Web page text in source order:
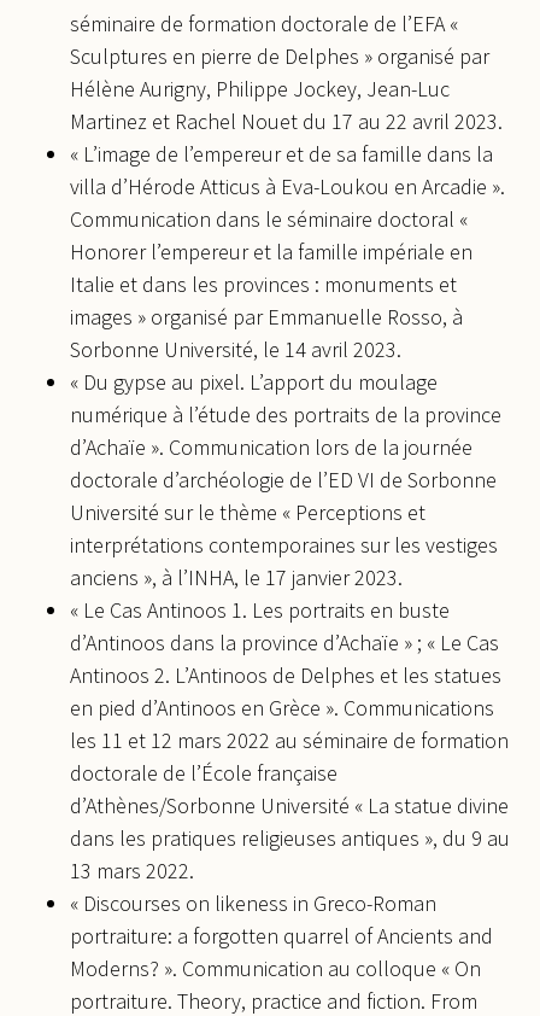
séminaire de formation doctorale de l’EFA «
Sculptures en pierre de Delphes » organisé par
Hélène Aurigny, Philippe Jockey, Jean-Luc
Martinez et Rachel Nouet du 17 au 22 avril 2023.
« L’image de l’empereur et de sa famille dans la
villa d’Hérode Atticus à Eva-Loukou en Arcadie ».
Communication dans le séminaire doctoral «
Honorer l’empereur et la famille impériale en
Italie et dans les provinces : monuments et
images » organisé par Emmanuelle Rosso, à
Sorbonne Université, le 14 avril 2023.
« Du gypse au pixel. L’apport du moulage
numérique à l’étude des portraits de la province
d’Achaïe ». Communication lors de la journée
doctorale d’archéologie de l’ED VI de Sorbonne
Université sur le thème « Perceptions et
interprétations contemporaines sur les vestiges
anciens », à l’INHA, le 17 janvier 2023.
« Le Cas Antinoos 1. Les portraits en buste
d’Antinoos dans la province d’Achaïe » ; « Le Cas
Antinoos 2. L’Antinoos de Delphes et les statues
en pied d’Antinoos en Grèce ». Communications
les 11 et 12 mars 2022 au séminaire de formation
doctorale de l’École française
d’Athènes/Sorbonne Université « La statue divine
dans les pratiques religieuses antiques », du 9 au
13 mars 2022.
« Discourses on likeness in Greco-Roman
portraiture: a forgotten quarrel of Ancients and
Moderns? ». Communication au colloque « On
portraiture. Theory, practice and fiction. From